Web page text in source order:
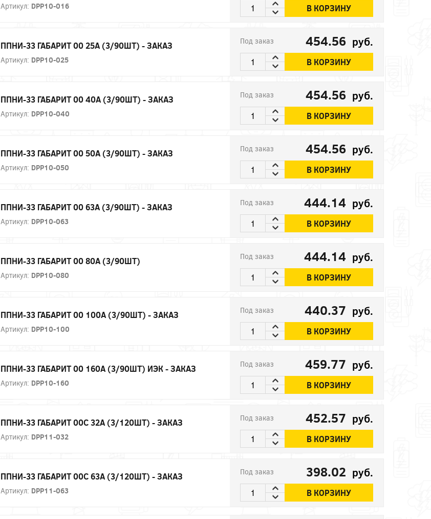
Артикул: DPP10-016 В КОРЗИНУ
ППНИ-33 ГАБАРИТ 00 25А (3/90ШТ) - ЗАКАЗ
Артикул: DPP10-025
Под заказ 454.56 руб.
В КОРЗИНУ
ППНИ-33 ГАБАРИТ 00 40А (3/90ШТ) - ЗАКАЗ
Артикул: DPP10-040
Под заказ 454.56 руб.
В КОРЗИНУ
ППНИ-33 ГАБАРИТ 00 50А (3/90ШТ) - ЗАКАЗ
Артикул: DPP10-050
Под заказ 454.56 руб.
В КОРЗИНУ
ППНИ-33 ГАБАРИТ 00 63А (3/90ШТ) - ЗАКАЗ
Артикул: DPP10-063
Под заказ 444.14 руб.
В КОРЗИНУ
ППНИ-33 ГАБАРИТ 00 80А (3/90ШТ)
Артикул: DPP10-080
Под заказ 444.14 руб.
В КОРЗИНУ
ППНИ-33 ГАБАРИТ 00 100А (3/90ШТ) - ЗАКАЗ
Артикул: DPP10-100
Под заказ 440.37 руб.
В КОРЗИНУ
ППНИ-33 ГАБАРИТ 00 160А (3/90ШТ) ИЭК - ЗАКАЗ
Артикул: DPP10-160
Под заказ 459.77 руб.
В КОРЗИНУ
ППНИ-33 ГАБАРИТ 00С 32А (3/120ШТ) - ЗАКАЗ
Артикул: DPP11-032
Под заказ 452.57 руб.
В КОРЗИНУ
ППНИ-33 ГАБАРИТ 00С 63А (3/120ШТ) - ЗАКАЗ
Артикул: DPP11-063
Под заказ 398.02 руб.
В КОРЗИНУ